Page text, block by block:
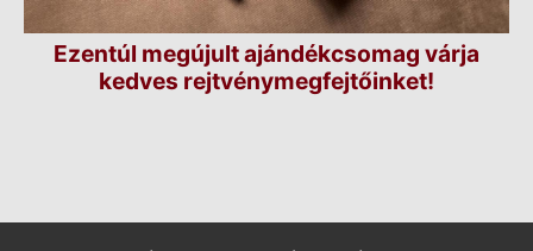
Ezentúl megújult ajándékcsomag várja
kedves rejtvénymegfejtőinket!